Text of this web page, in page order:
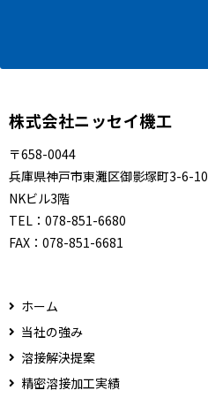
株式会社ニッセイ機工
〒658-0044
兵庫県神戸市東灘区御影塚町3-6-10
NKビル3階
TEL： 078-851-6680
FAX： 078-851-6681
ホーム
当社の強み
溶接解決提案
精密溶接加工実績